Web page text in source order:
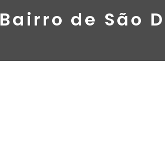
Bairro de São